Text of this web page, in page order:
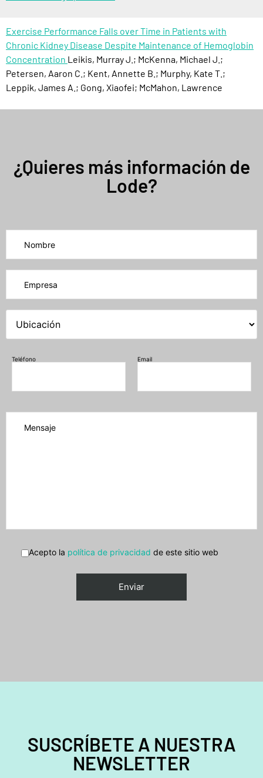
Exercise Performance Falls over Time in Patients with
Chronic Kidney Disease Despite Maintenance of Hemoglobin
Concentration Leikis, Murray J.; McKenna, Michael J.;
Petersen, Aaron C.; Kent, Annette B.; Murphy, Kate T.;
Leppik, James A.; Gong, Xiaofei; McMahon, Lawrence
¿Quieres más información de
Lode?
Teléfono Email
Acepto la política de privacidad de este sitio web
SUSCRÍBETE A NUESTRA
NEWSLETTER